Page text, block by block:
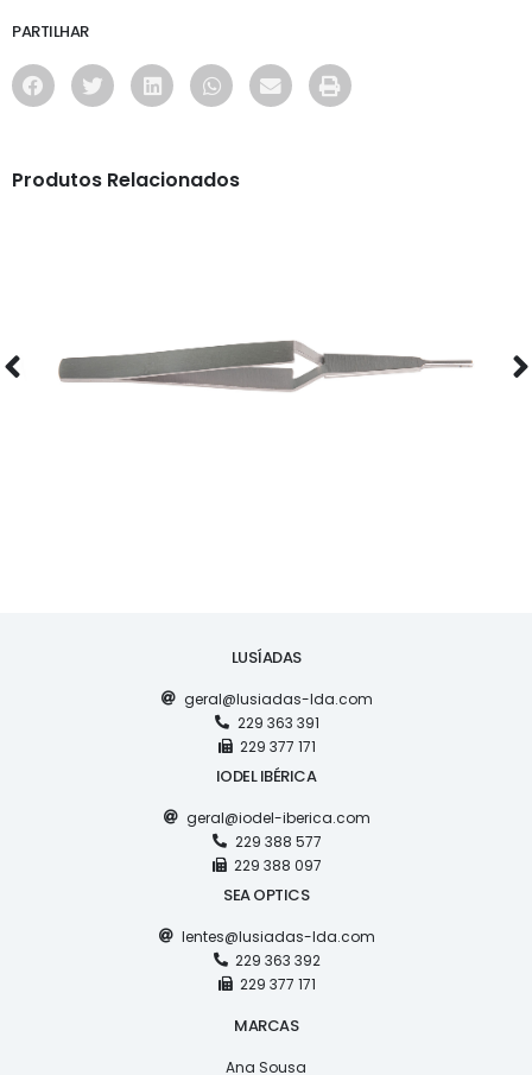
PARTILHAR
Produtos Relacionados
PINÇA - BR107
LUSÍADAS
geral@lusiadas-lda.com
229 363 391
229 377 171
IODEL IBÉRICA
geral@iodel-iberica.com
229 388 577
229 388 097
SEA OPTICS
lentes@lusiadas-lda.com
229 363 392
229 377 171
MARCAS
Ana Sousa